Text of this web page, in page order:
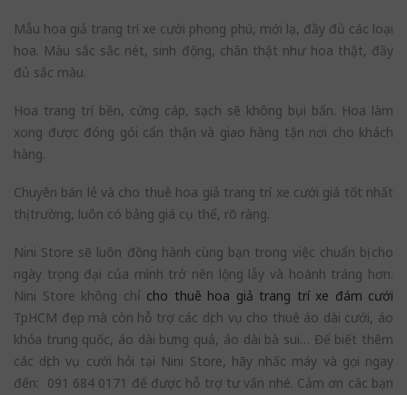
Mẫu hoa giả trang trí xe cưới phong phú, mới lạ, đầy đủ các loại
hoa. Màu sắc sắc nét, sinh động, chân thật như hoa thật, đầy
đủ sắc màu.
Hoa trang trí bền, cứng cáp, sạch sẽ không bụi bẩn. Hoa làm
xong được đóng gói cẩn thận và giao hàng tận nơi cho khách
hàng.
Chuyên bán lẻ và cho thuê hoa giả trang trí xe cưới giá tốt nhất
thị trường, luôn có bảng giá cụ thể, rõ ràng.
Nini Store sẽ luôn đồng hành cùng bạn trong việc chuẩn bị cho
ngày trọng đại của mình trở nên lộng lẫy và hoành tráng hơn.
Nini Store không chỉ cho thuê hoa giả trang trí xe đám cưới
TpHCM đẹp mà còn hỗ trợ các dịch vụ cho thuê áo dài cưới, áo
khỏa trung quốc, áo dài bưng quả, áo dài bà sui… Để biết thêm
các dịch vụ cưới hỏi tại Nini Store, hãy nhấc máy và gọi ngay
đến: 091 684 0171 để được hỗ trợ tư vấn nhé. Cảm ơn các bạn